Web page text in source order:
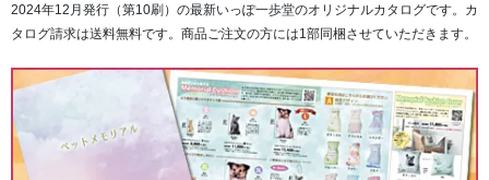
2024年12月発行（第10刷）の最新いっぽ一歩堂のオリジナルカタログです。カ
タログ請求は送料無料です。商品ご注文の方には1部同梱させていただきます。